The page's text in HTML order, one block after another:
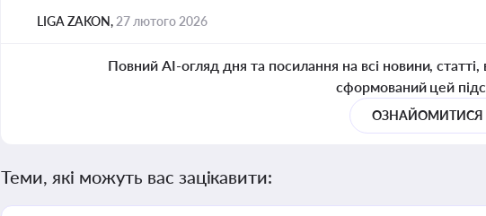
LIGA ZAKON, 27 лютого 2026
Повний AI-огляд дня та посилання на всі новини,
сформований цей
ОЗНАЙОМИТИСЯ
Теми, які можуть вас зацікавити: